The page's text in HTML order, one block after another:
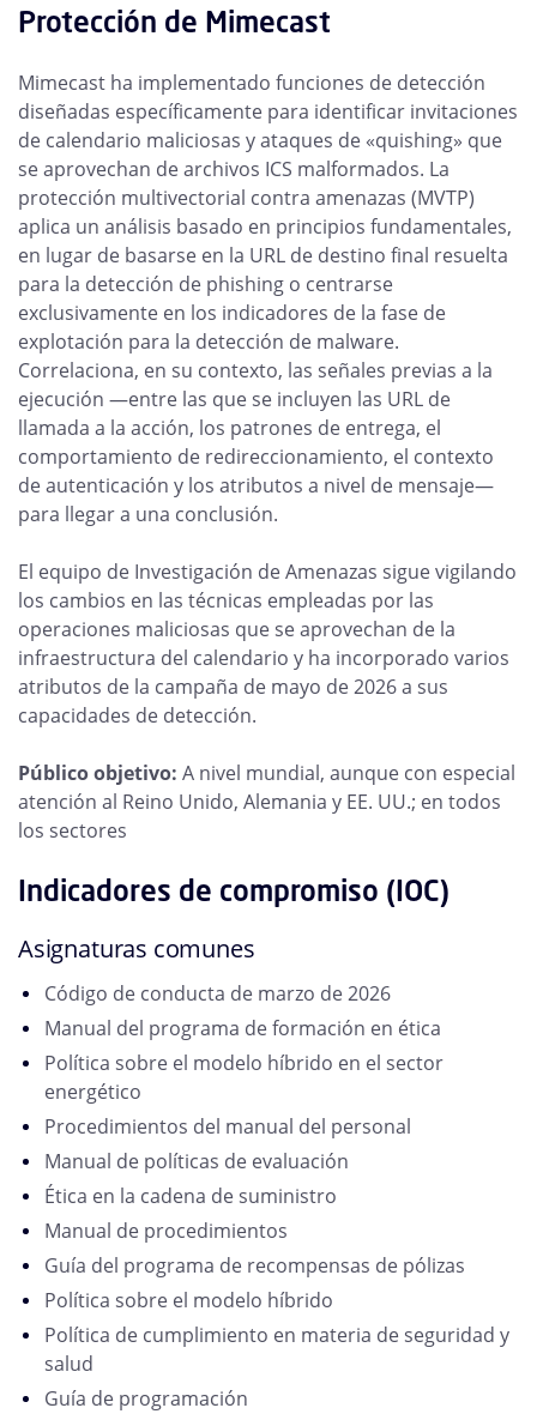
Protección de Mimecast
Mimecast ha implementado funciones de detección
diseñadas específicamente para identificar invitaciones
de calendario maliciosas y ataques de «quishing» que
se aprovechan de archivos ICS malformados. La
protección multivectorial contra amenazas (MVTP)
aplica un análisis basado en principios fundamentales,
en lugar de basarse en la URL de destino final resuelta
para la detección de phishing o centrarse
exclusivamente en los indicadores de la fase de
explotación para la detección de malware.
Correlaciona, en su contexto, las señales previas a la
ejecución —entre las que se incluyen las URL de
llamada a la acción, los patrones de entrega, el
comportamiento de redireccionamiento, el contexto
de autenticación y los atributos a nivel de mensaje—
para llegar a una conclusión.
El equipo de Investigación de Amenazas sigue vigilando
los cambios en las técnicas empleadas por las
operaciones maliciosas que se aprovechan de la
infraestructura del calendario y ha incorporado varios
atributos de la campaña de mayo de 2026 a sus
capacidades de detección.
Público objetivo: A nivel mundial, aunque con especial
atención al Reino Unido, Alemania y EE. UU.; en todos
los sectores
Indicadores de compromiso (IOC)
Asignaturas comunes
Código de conducta de marzo de 2026
Manual del programa de formación en ética
Política sobre el modelo híbrido en el sector
energético
Procedimientos del manual del personal
Manual de políticas de evaluación
Ética en la cadena de suministro
Manual de procedimientos
Guía del programa de recompensas de pólizas
Política sobre el modelo híbrido
Política de cumplimiento en materia de seguridad y
salud
Guía de programación